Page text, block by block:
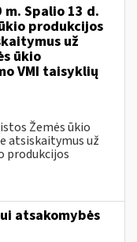
m. Spalio 13 d.
produkcijos
už
ūkio
VMI taisyklių
Žemės ūkio
atsiskaitymus už
produkcijos
atsakomybės